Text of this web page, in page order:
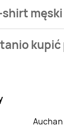
sieciLeclerc.
Auchan